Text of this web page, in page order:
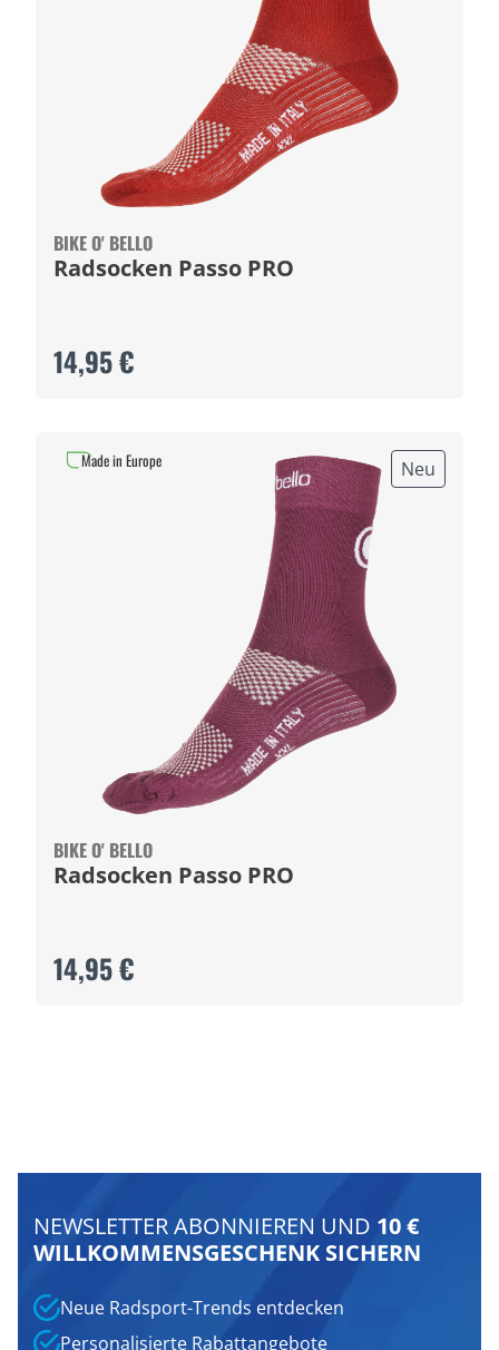
BIKE O' BELLO
Radsocken Passo PRO
14,95 €
Neu
BIKE O' BELLO
Radsocken Passo PRO
14,95 €
Made in Europe
NEWSLETTER ABONNIEREN UND 10 €
WILLKOMMENSGESCHENK SICHERN
Neue Radsport-Trends entdecken
Personalisierte Rabattangebote